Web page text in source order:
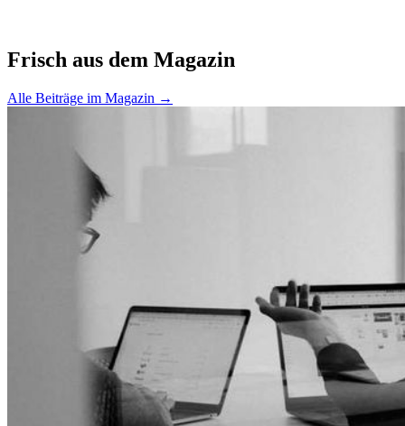
Frisch aus dem Magazin
Alle Beiträge im Magazin →